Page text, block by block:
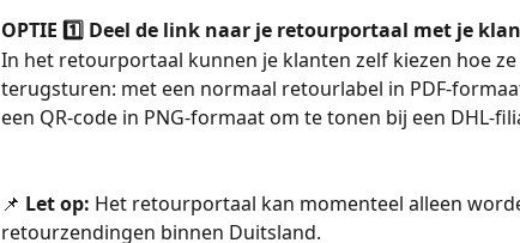
OPTIE 1️⃣ Deel de link naar je retourportaal met je
In het retourportaal kunnen je klanten zelf kiezen hoe
terugsturen: met een normaal retourlabel in PDF-
een QR-code in PNG-formaat om te tonen bij een DHL-
📌 Let op: Het retourportaal kan momenteel alleen
retourzendingen binnen Duitsland.